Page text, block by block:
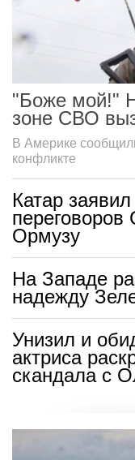
"Боже мой!"
зоне СВО
В Америке
конфликте
Катар
Ормузу
На Западе
надежду
Унизил и
актриса
скандала с